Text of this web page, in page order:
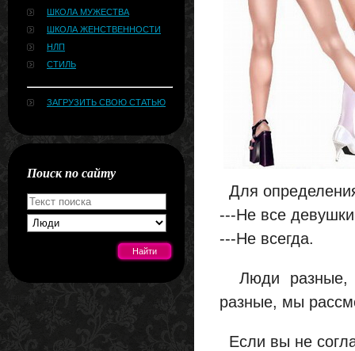
ШКОЛА МУЖЕСТВА
ШКОЛА ЖЕНСТВЕННОСТИ
НЛП
СТИЛЬ
ЗАГРУЗИТЬ СВОЮ СТАТЬЮ
Поиск по сайту
Для
---Не все
---Не всегда.
Люди разные, и
разные, мы
Если вы не